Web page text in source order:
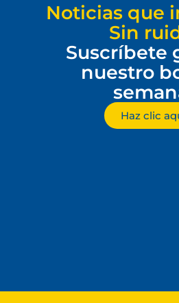
Noticias que
Sin
Suscríbete
nuestro
Haz clic